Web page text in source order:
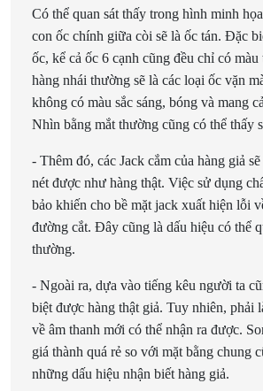
Có thể quan sát thấy trong hình minh
con ốc chính giữa còi sẽ là ốc tán. Đặc
ốc, kể cả ốc 6 cạnh cũng đều chỉ có
hàng nhái thường sẽ là các loại ốc vặn
không có màu sắc sáng, bóng và mang
Nhìn bằng mắt thường cũng có thể thấy
- Thêm đó, các Jack cắm của hàng giả
nét được như hàng thật. Việc sử dụng
bảo khiến cho bề mặt jack xuất hiện lỗi
đường cắt. Đây cũng là dấu hiệu có thể
thường.
- Ngoài ra, dựa vào tiếng kêu người ta
biệt được hàng thật giả. Tuy nhiên, phải
về âm thanh mới có thể nhận ra được.
giá thành quá rẻ so với mặt bằng chung
những dấu hiệu nhận biết hàng giả.